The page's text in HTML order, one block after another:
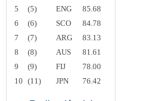
5
(5) ENG
85.68
6
(6) SCO
84.78
7
(7) ARG
83.13
8
(8) AUS
81.61
9
(9) FIJ
78.00
10 (11) JPN 76.42